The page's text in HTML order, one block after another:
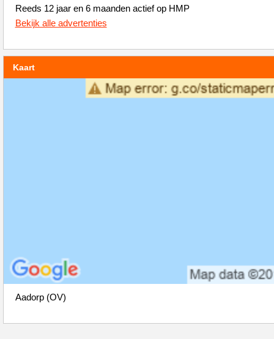
Reeds 12 jaar en 6 maanden actief op HMP
Bekijk alle advertenties
Kaart
Aadorp (OV)